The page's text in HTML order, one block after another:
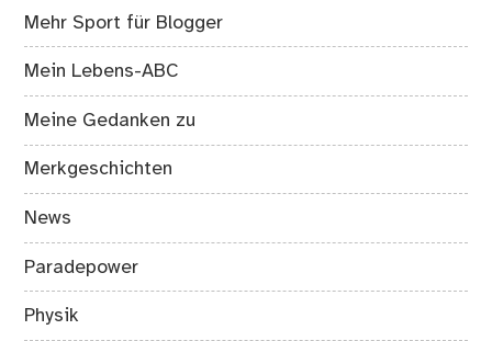
Mehr Sport für Blogger
Mein Lebens-ABC
Meine Gedanken zu
Merkgeschichten
News
Paradepower
Physik